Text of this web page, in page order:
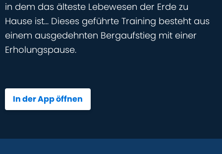
in dem das älteste Lebewesen der Erde zu
Hause ist... Dieses geführte Training besteht aus
einem ausgedehnten Bergaufstieg mit einer
Erholungspause.
In der App öffnen